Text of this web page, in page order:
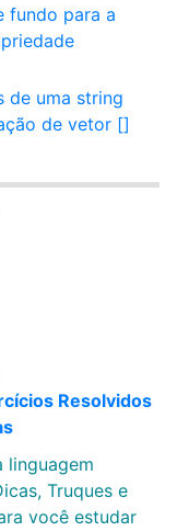
fundo para a
de uma string
de vetor []
Resolvidos
linguagem
Truques e
você estudar